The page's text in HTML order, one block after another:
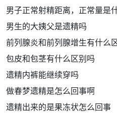
男子正常射精距离，正常量是
男生的大姨父是遗精吗
前列腺炎和前列腺增生有什么
包皮和包茎有什么区别吗
遗精内裤能继续穿吗
做春梦遗精是怎么回事啊
遗精出来的是果冻状怎么回事